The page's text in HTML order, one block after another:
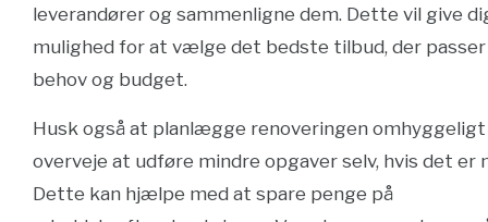
leverandører og sammenligne dem. Dette vil give
mulighed for at vælge det bedste tilbud, der
behov og budget.
Husk også at planlægge renoveringen
overveje at udføre mindre opgaver selv, hvis det er
Dette kan hjælpe med at spare penge på